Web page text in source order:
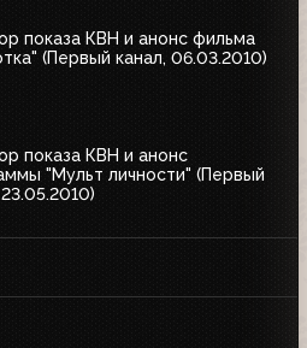
показа КВН и анонс фильма
(Первый канал, 06.03.2010)
показа КВН и анонс
"Мульт личности" (Первый